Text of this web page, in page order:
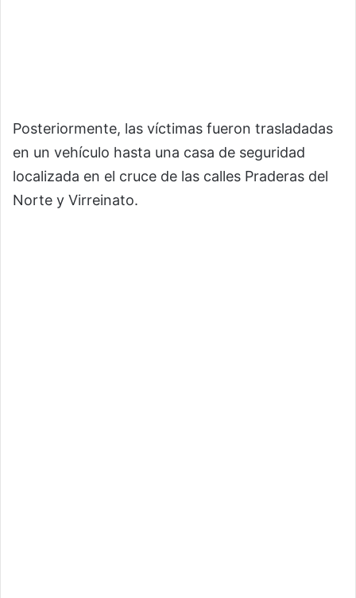
Posteriormente, las víctimas fueron trasladadas
en un vehículo hasta una casa de seguridad
localizada en el cruce de las calles Praderas del
Norte y Virreinato.